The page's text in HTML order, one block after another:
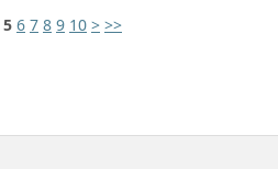
5 6 7 8 9 10 > >>